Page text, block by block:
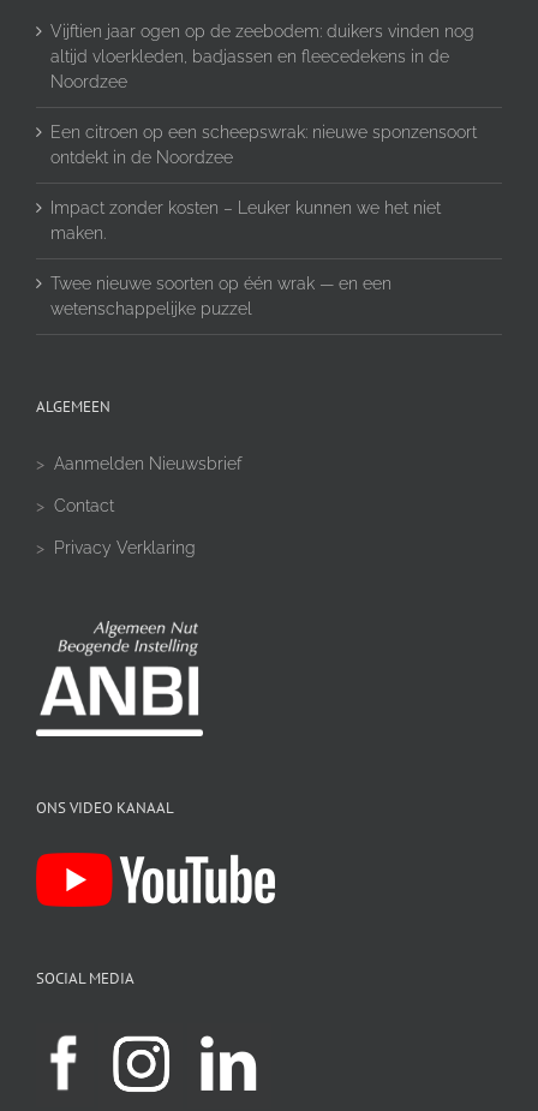
Vijftien jaar ogen op de zeebodem: duikers vinden nog
altijd vloerkleden, badjassen en fleecedekens in de
Noordzee
Een citroen op een scheepswrak: nieuwe sponzensoort
ontdekt in de Noordzee
Impact zonder kosten – Leuker kunnen we het niet
maken.
Twee nieuwe soorten op één wrak — en een
wetenschappelijke puzzel
ALGEMEEN
> Aanmelden Nieuwsbrief
> Contact
> Privacy Verklaring
ONS VIDEO KANAAL
SOCIAL MEDIA